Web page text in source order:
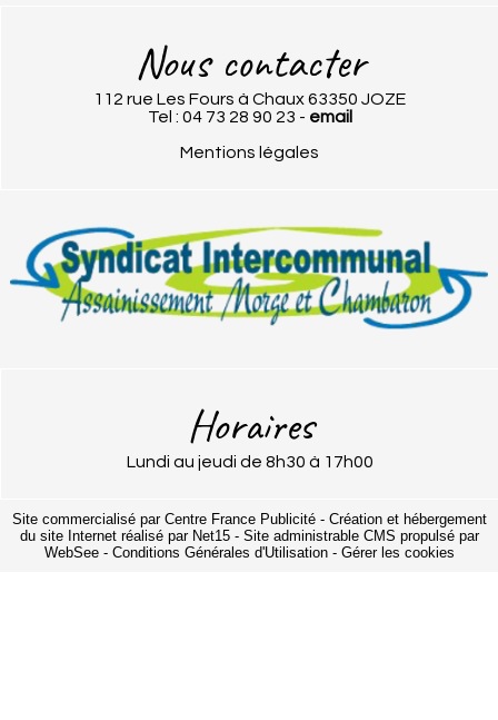
Nous contacter
112 rue Les Fours à Chaux 63350 JOZE
Tel : 04 73 28 90 23 - email
Mentions légales
Horaires
Lundi au jeudi de 8h30 à 17h00
Site commercialisé par Centre France Publicité- Création et hébergement
du site Internet réalisé par Net15- Site administrable CMS propulsé par
WebSee- Conditions Générales d'Utilisation- Gérer les cookies